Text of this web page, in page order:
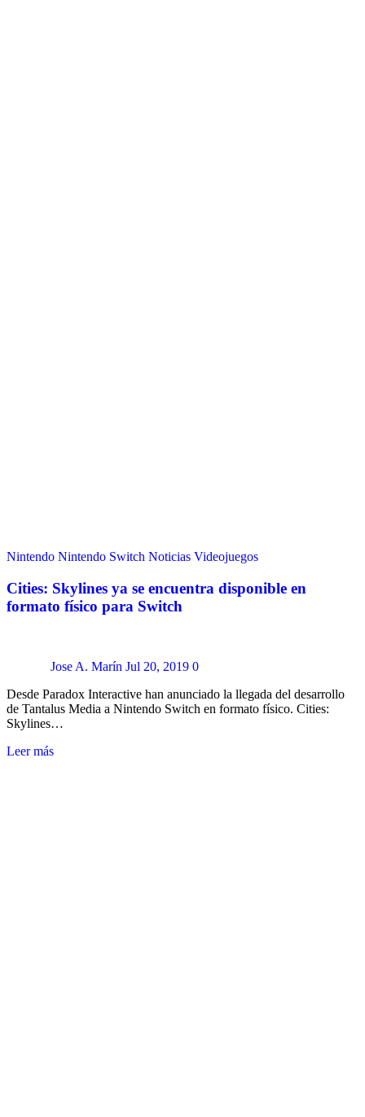
Nintendo Nintendo Switch Noticias Videojuegos
Cities: Skylines ya se encuentra disponible en
formato físico para Switch
Jose A. Marín Jul 20, 2019 0
Desde Paradox Interactive han anunciado la llegada del desarrollo
de Tantalus Media a Nintendo Switch en formato físico. Cities:
Skylines…
Leer más